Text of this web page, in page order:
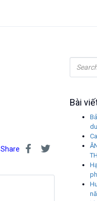
Share
Bài